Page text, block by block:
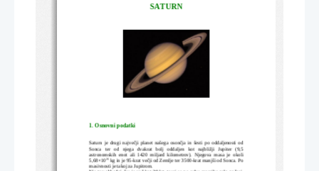
SATURN
1. Osnovni podatki
Saturn je drugi največji planet našega osončja in šesti po oddaljenosti od
Sonca   ter   od   njega   dvakrat   bolj   oddaljen   kot   najbližji   Jupiter   (9,5
astronomskih enot ali 1420 miljard kilometrov). Njegova masa je okoli
5,68×1026 kg in je 95-krat večji od Zemlje ter 3500-krat manjši od Sonca. Po
masivnosti je takoj za Jupitrom.